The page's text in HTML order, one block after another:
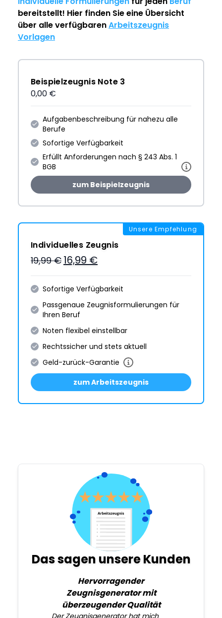
bereitstellt! Hier finden Sie eine Übersicht
über alle verfügbarenArbeitszeugnis
Vorlagen
Beispielzeugnis Note 3
0,00 €
Aufgabenbeschreibung für nahezu alle
Berufe
Sofortige Verfügbarkeit
Erfüllt Anforderungen nach § 243 Abs. 1
BGB
zum Beispielzeugnis
Unsere Empfehlung
Individuelles Zeugnis
19,99 € 16,99 €
Sofortige Verfügbarkeit
Passgenaue Zeugnis­formulie­rungen für
Ihren Beruf
Noten flexibel einstellbar
Rechtssicher und stets aktuell
Geld-zurück-Garantie
zum Arbeitszeugnis
Das sagen unsere Kunden
Hervorragender
Zeugnisgenerator mit
überzeugender Qualität